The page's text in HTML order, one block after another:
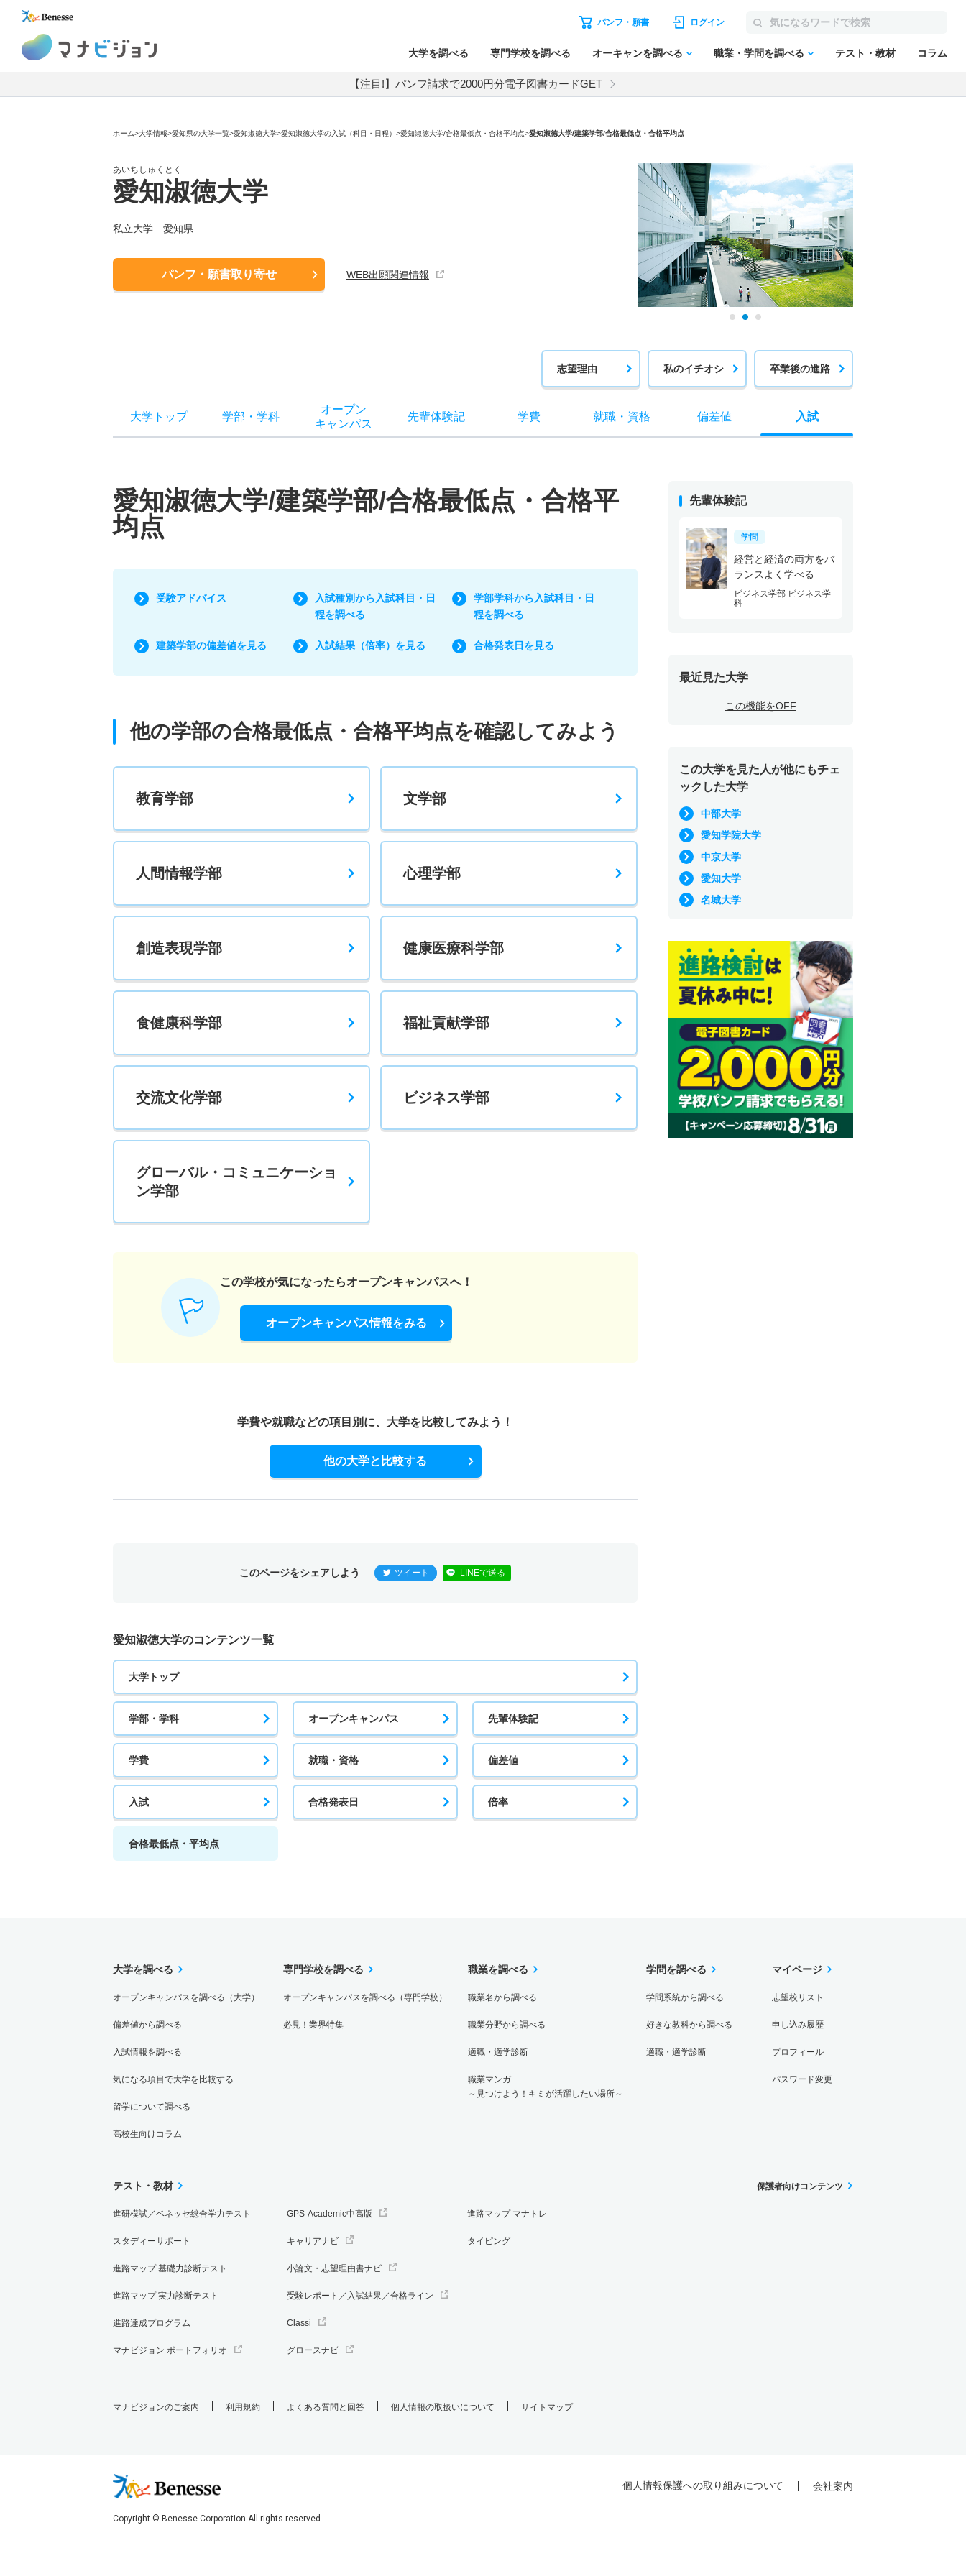
パンフ・願書 ログイン
大学を調べる 専門学校を調べる オーキャンを調べる 職業・学問を調べる テスト・教材 コラム
【注目!】パンフ請求で2000円分電子図書カードGET
ホーム>大学情報>愛知県の大学一覧>愛知淑徳大学>愛知淑徳大学の入試（科目・日程） >愛知淑徳大学/合格最低点・合格平均点>愛知淑徳大学/建築学部/合格最低点・合格平均点
あいちしゅくとく
愛知淑徳大学
私立大学 愛知県
パンフ・願書取り寄せ WEB出願関連情報
志望理由 私のイチオシ 卒業後の進路
大学トップ 学部 ・ 学科
オープン
キャンパス
先輩体験記 学費 就職・ 資格 偏差値 入試
愛知淑徳大学/建築学部/合格最低点・合格平
均点
受験アドバイス
入試種別から入試科目・日
程を調べる
学部学科から入試科目・日
程を調べる
建築学部の偏差値を見る 入試結果（倍率）を見る 合格発表日を見る
他の学部の合格最低点・合格平均点を確認してみよう
教育学部 文学部
人間情報学部 心理学部
創造表現学部 健康医療科学部
食健康科学部 福祉貢献学部
交流文化学部 ビジネス学部
グローバル・コミュニケーショ
ン学部
この学校が気になったらオープンキャンパスへ！
オープンキャンパス情報をみる
学費や就職などの項目別に、 大学を比較してみよう！
他の大学と比較する
このページをシェアしよう ツイート LINEで送る
愛知淑徳大学のコンテンツ一覧
大学トップ
学部・学科 オープンキャンパス 先輩体験記
学費 就職・資格 偏差値
入試 合格発表日 倍率
合格最低点・平均点
先輩体験記
学問
経営と経済の両方をバ
ランスよく学べる
ビジネス学部 ビジネス学
科
最近見た大学
この機能をOFF
この大学を見た人が他にもチェ
ックした大学
中部大学
愛知学院大学
中京大学
愛知大学
名城大学
大学を調べる
オープンキャンパスを調べる（大学）
偏差値から調べる
入試情報を調べる
気になる項目で大学を比較する
留学について調べる
高校生向けコラム
専門学校を調べる
オープンキャンパスを調べる（専門学校）
必見！業界特集
職業を調べる
職業名から調べる
職業分野から調べる
適職・適学診断
職業マンガ
～見つけよう！キミが活躍したい場所～
学問を調べる
学問系統から調べる
好きな教科から調べる
適職・適学診断
マイページ
志望校リスト
申し込み履歴
プロフィール
パスワード変更
テスト・教材
進研模試／ベネッセ総合学力テスト
スタディーサポート
進路マップ 基礎力診断テスト
進路マップ 実力診断テスト
進路達成プログラム
マナビジョン ポートフォリオ
GPS-Academic中高版
キャリアナビ
小論文・志望理由書ナビ
受験レポート／入試結果／合格ライン
Classi
グロースナビ
進路マップ マナトレ
タイピング
保護者向けコンテンツ
マナビジョンのご案内 利用規約 よくある質問と回答 個人情報の取扱いについて サイトマップ
個人情報保護への取り組みについて 会社案内
Copyright © Benesse Corporation All rights reserved.